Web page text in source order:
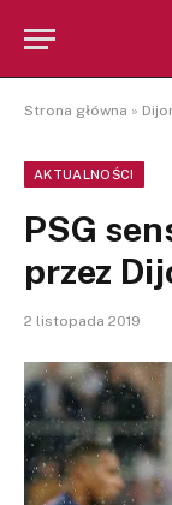
Strona główna »
AKTUALNOŚCI
PSG
przez
2 listopada 2019